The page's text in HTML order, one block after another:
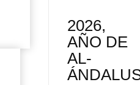
2026,
AÑO DE
AL-